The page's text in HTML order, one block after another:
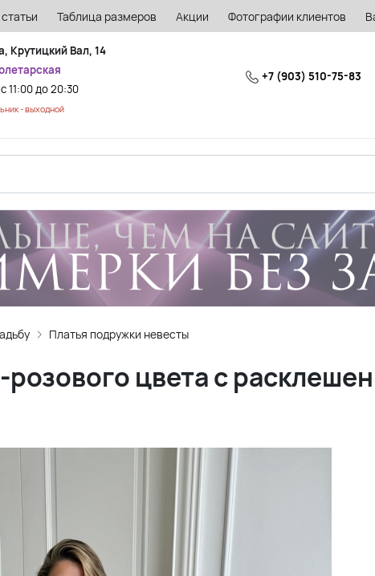
Таблица размеров Акции Фотографии клиентов
Крутицкий Вал, 14
11:00 до 20:30
- выходной
+7 (903) 510-75-83
Платья подружки невесты
цвета с